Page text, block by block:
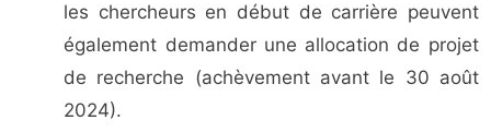
les chercheurs en début de carrière peuvent
également demander une allocation de projet
de recherche (achèvement avant le 30 août
2024).